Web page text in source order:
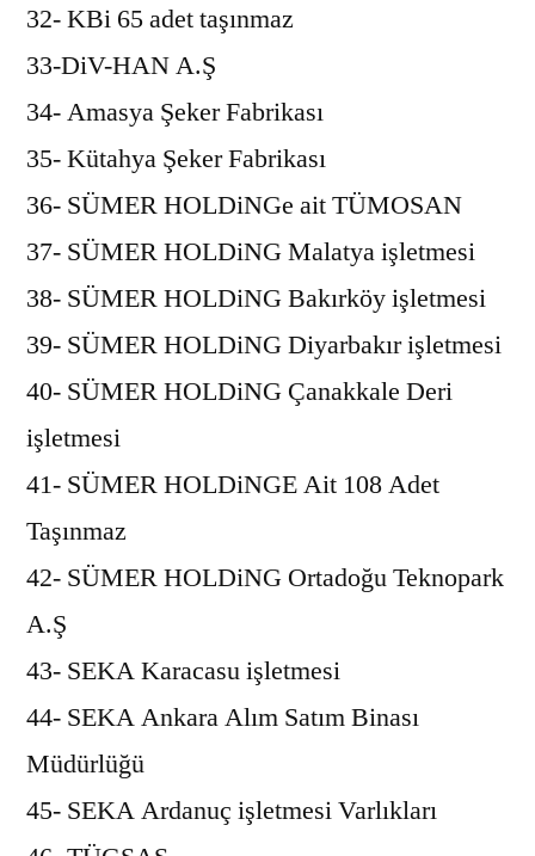
32- KBi 65 adet taşınmaz
33-DiV-HAN A.Ş
34- Amasya Şeker Fabrikası
35- Kütahya Şeker Fabrikası
36- SÜMER HOLDiNGe ait TÜMOSAN
37- SÜMER HOLDiNG Malatya işletmesi
38- SÜMER HOLDiNG Bakırköy işletmesi
39- SÜMER HOLDiNG Diyarbakır işletmesi
40- SÜMER HOLDiNG Çanakkale Deri
işletmesi
41- SÜMER HOLDiNGE Ait 108 Adet
Taşınmaz
42- SÜMER HOLDiNG Ortadoğu Teknopark
A.Ş
43- SEKA Karacasu işletmesi
44- SEKA Ankara Alım Satım Binası
Müdürlüğü
45- SEKA Ardanuç işletmesi Varlıkları